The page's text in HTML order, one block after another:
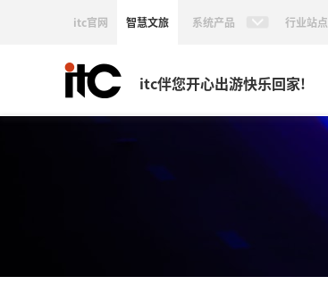
itc官网 智慧文旅 系统产品 行业站点
itc伴您开心出游快乐回家!